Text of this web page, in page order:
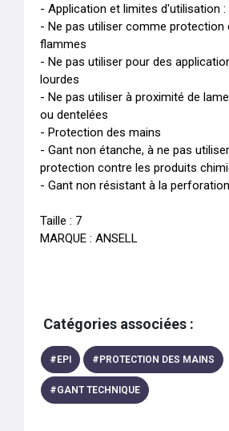
- Application et limites d'utilisation :
- Ne pas utiliser comme protection
flammes
- Ne pas utiliser pour des
lourdes
- Ne pas utiliser à proximité de
ou dentelées
- Protection des mains
- Gant non étanche, à ne pas
protection contre les produits
- Gant non résistant à la perforation
Taille : 7
MARQUE : ANSELL
Catégories associées :
# EPI # PROTECTION DES MAINS
#GANT TECHNIQUE